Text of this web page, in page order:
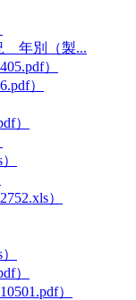
年別（製...
）
）
）
）
）
）